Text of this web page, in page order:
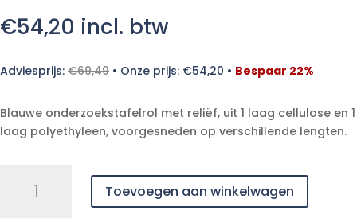
€54,20 incl. btw
Adviesprijs: €69,49 • Onze prijs: €54,20 • Bespaar 22%
Blauwe onderzoekstafelrol met reliëf, uit 1 laag cellulose en 1
laag polyethyleen, voorgesneden op verschillende lengten.
geplast.
Toevoegen aan winkelwagen